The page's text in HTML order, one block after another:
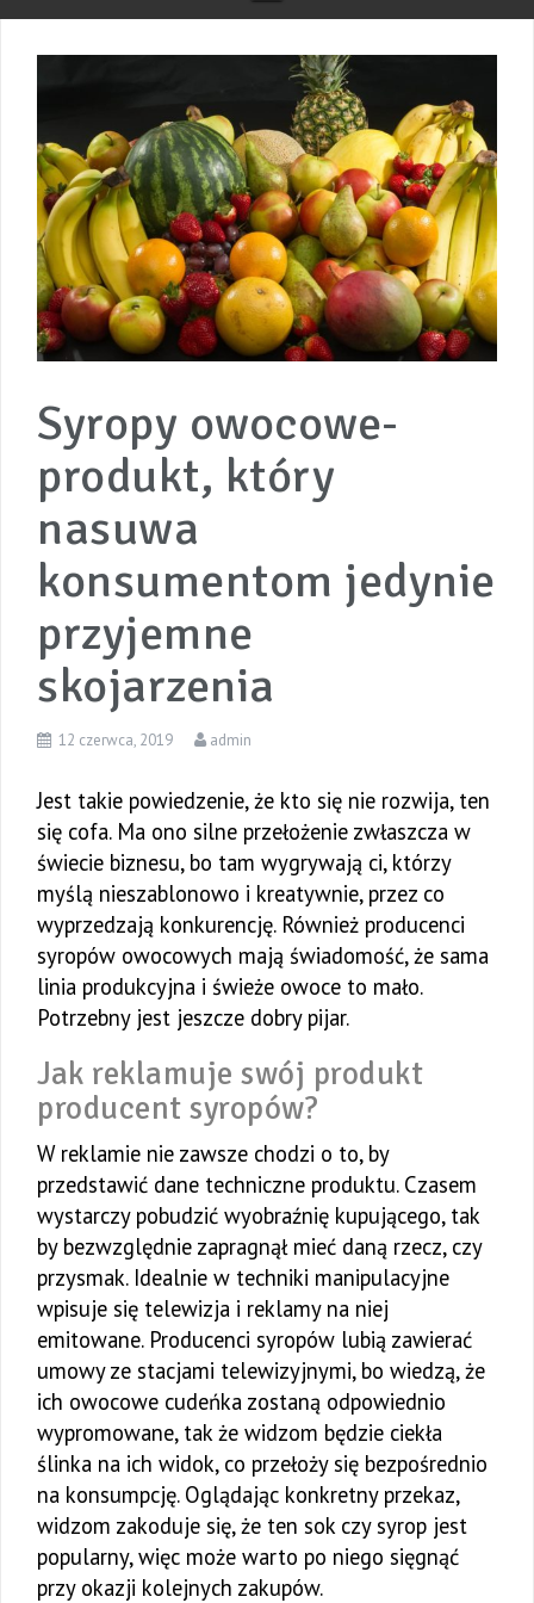
Syropy owocowe-
produkt, który
nasuwa
konsumentom jedynie
przyjemne
skojarzenia
12 czerwca, 2019 admin
Jest takie powiedzenie, że kto się nie rozwija, ten
się cofa. Ma ono silne przełożenie zwłaszcza w
świecie biznesu, bo tam wygrywają ci, którzy
myślą nieszablonowo i kreatywnie, przez co
wyprzedzają konkurencję. Również producenci
syropów owocowych mają świadomość, że sama
linia produkcyjna i świeże owoce to mało.
Potrzebny jest jeszcze dobry pijar.
Jak reklamuje swój produkt
producent syropów?
W reklamie nie zawsze chodzi o to, by
przedstawić dane techniczne produktu. Czasem
wystarczy pobudzić wyobraźnię kupującego, tak
by bezwzględnie zapragnął mieć daną rzecz, czy
przysmak. Idealnie w techniki manipulacyjne
wpisuje się telewizja i reklamy na niej
emitowane. Producenci syropów lubią zawierać
umowy ze stacjami telewizyjnymi, bo wiedzą, że
ich owocowe cudeńka zostaną odpowiednio
wypromowane, tak że widzom będzie ciekła
ślinka na ich widok, co przełoży się bezpośrednio
na konsumpcję. Oglądając konkretny przekaz,
widzom zakoduje się, że ten sok czy syrop jest
popularny, więc może warto po niego sięgnąć
przy okazji kolejnych zakupów.